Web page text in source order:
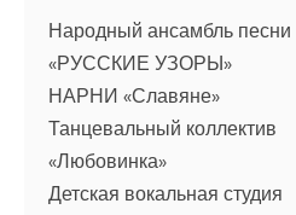
Народный ансамбль песни
«РУССКИЕ УЗОРЫ»
НАРНИ «Славяне»
Танцевальный коллектив
«Любовинка»
Детская вокальная студия